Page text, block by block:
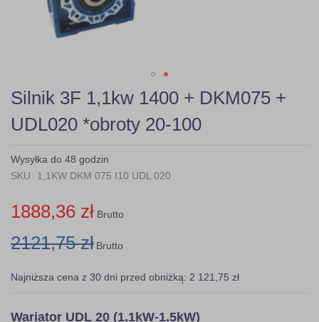
Skip
to
the
beginning
the
images
Silnik 3F 1,1kw 1400 + DKM075 +
UDL020 *obroty 20-100
Wysyłka do 48 godzin
SKU
1,1KW DKM 075 I10 UDL 020
1888,36 zł Brutto
2121,75 zł Brutto
Najniższa cena z 30 dni przed obniżką: 2 121,75 zł
Wariator UDL 20 (1,1kW-1,5kW)